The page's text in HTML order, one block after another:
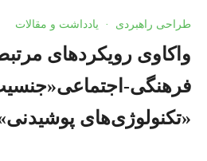
طراحی راهبردی · یادداشت و مقالات
واکاوی رویکردهای
فرهنگی-
«تکنولوژی‌های